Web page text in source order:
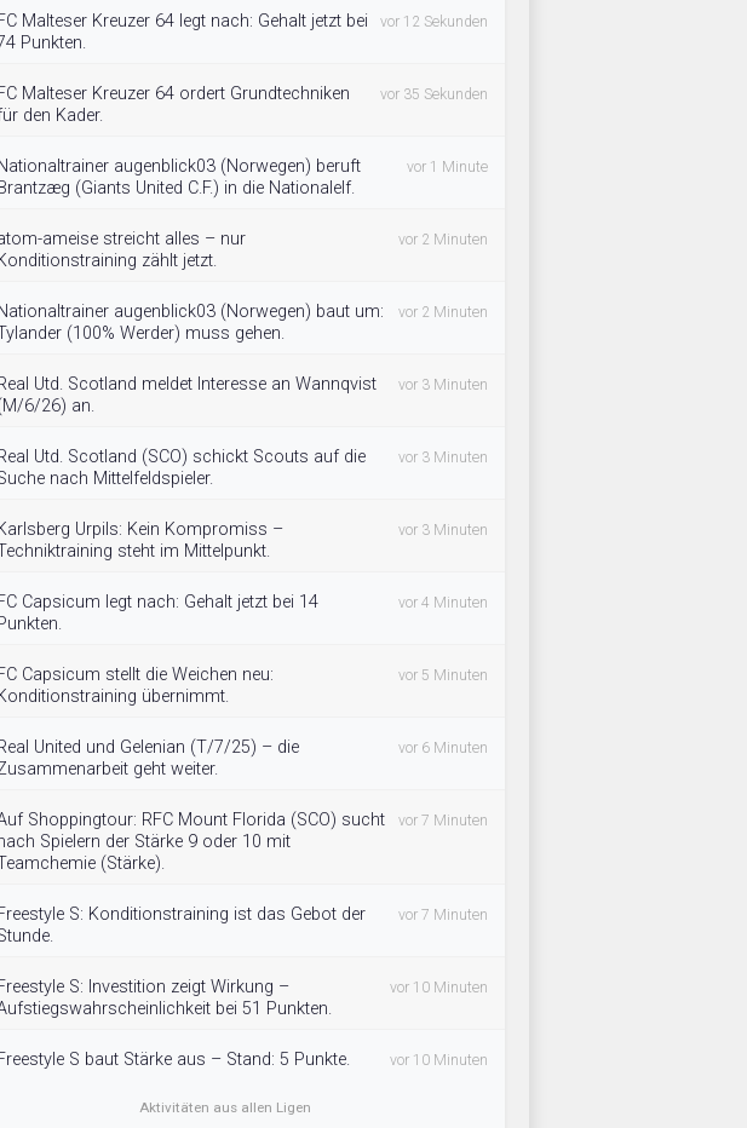
Malteser Kreuzer 64 legt nach: Gehalt jetzt bei
Punkten.
vor 12 Sekunden
Malteser Kreuzer 64 ordert Grundtechniken
den Kader.
vor 35 Sekunden
Nationaltrainer augenblick03 (Norwegen) beruft
(Giants United C.F.) in die Nationalelf.
vor 1 Minute
ameise streicht alles – nur
zählt jetzt.
vor 2 Minuten
Nationaltrainer augenblick03 (Norwegen) baut um:
(100% Werder) muss gehen.
vor 2 Minuten
Utd. Scotland meldet Interesse an Wannqvist
6/26) an.
vor 3 Minuten
Utd. Scotland (SCO) schickt Scouts auf die
nach Mittelfeldspieler.
vor 3 Minuten
Urpils: Kein Kompromiss –
steht im Mittelpunkt.
vor 3 Minuten
Capsicum legt nach: Gehalt jetzt bei 14
vor 4 Minuten
Capsicum stellt die Weichen neu:
übernimmt.
vor 5 Minuten
United und Gelenian (T/7/25) – die
geht weiter.
vor 6 Minuten
Shoppingtour: RFC Mount Florida (SCO) sucht
Spielern der Stärke 9 oder 10 mit
(Stärke).
vor 7 Minuten
S: Konditionstraining ist das Gebot der
vor 7 Minuten
S: Investition zeigt Wirkung –
bei 51 Punkten.
vor 10 Minuten
S baut Stärke aus – Stand: 5 Punkte. vor 10 Minuten
Aktivitäten aus allen Ligen